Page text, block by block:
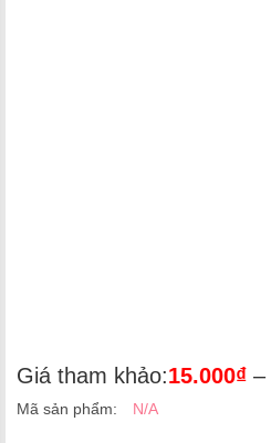
Giá tham khảo:15.000₫ –
Mã sản phẩm: N/A